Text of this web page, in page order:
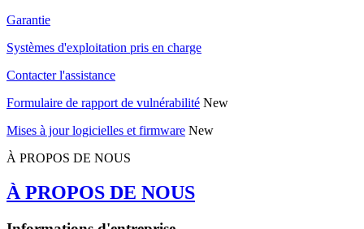
Garantie
Systèmes d'exploitation pris en charge
Contacter l'assistance
Formulaire de rapport de vulnérabilité New
Mises à jour logicielles et firmware New
À PROPOS DE NOUS
À PROPOS DE NOUS